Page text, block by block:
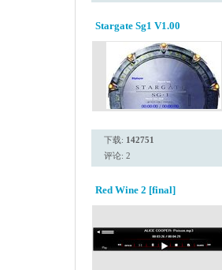
Stargate Sg1 V1.00
下载: 142751
评论: 2
Red Wine 2 [final]